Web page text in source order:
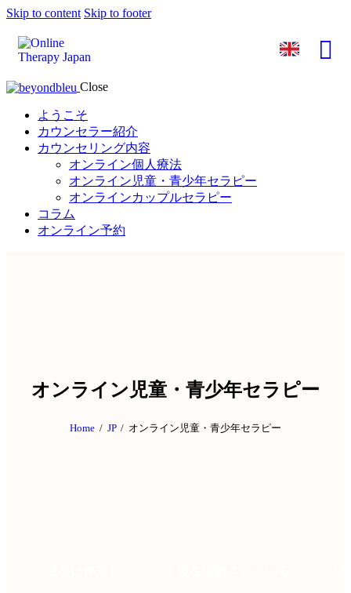
Skip to content Skip to footer
Close
ようこそ
カウンセラー紹介
カウンセリング内容
オンライン個人療法
オンライン児童・青少年セラピー
オンラインカップルセラピー
コラム
オンライン予約
オンライン児童・青少年セラピー
Home JP オンライン児童・青少年セラピー